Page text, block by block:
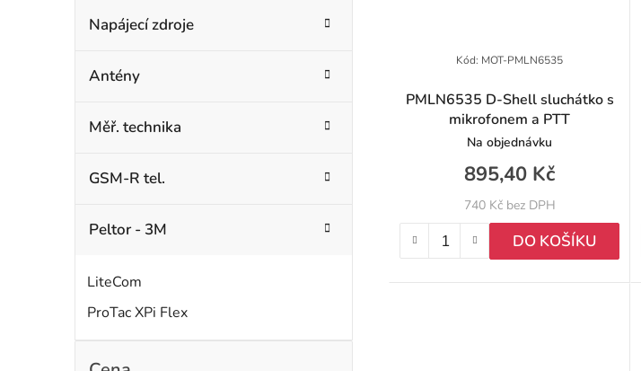
Napájecí zdroje
Antény
Měř. technika
GSM-R tel.
Peltor - 3M
LiteCom
ProTac XPi Flex
PMLN6535 D-Shell sluchátko s
mikrofonem a PTT
Na objednávku
740 Kč bez DPH
895,40 Kč
DO KOŠÍKU
Kód: MOT-PMLN6535